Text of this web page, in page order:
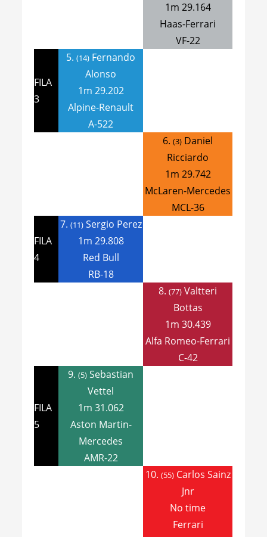
1m 29.164
Haas-Ferrari
VF-22
FILA
3
5.(14) Fernando
Alonso
1m 29.202
Alpine-Renault
A-522
6.(3) Daniel
Ricciardo
1m 29.742
McLaren-Mercedes
MCL-36
FILA
4
7. (11)Sergio Perez
1m 29.808
Red Bull
RB-18
8.(77) Valtteri
Bottas
1m 30.439
Alfa Romeo-Ferrari
C-42
FILA
5
9.(5) Sebastian
Vettel
1m 31.062
Aston Martin-
Mercedes
AMR-22
10. (55)Carlos Sainz
Jnr
No time
Ferrari